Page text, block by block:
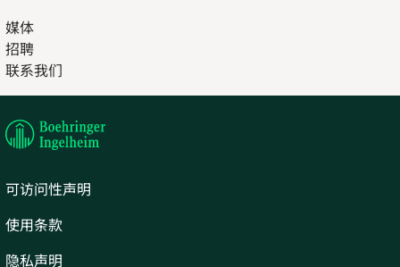
媒体
招聘
in
new
联系我们
in
tab
可访问性声明
使用条款
隐私声明